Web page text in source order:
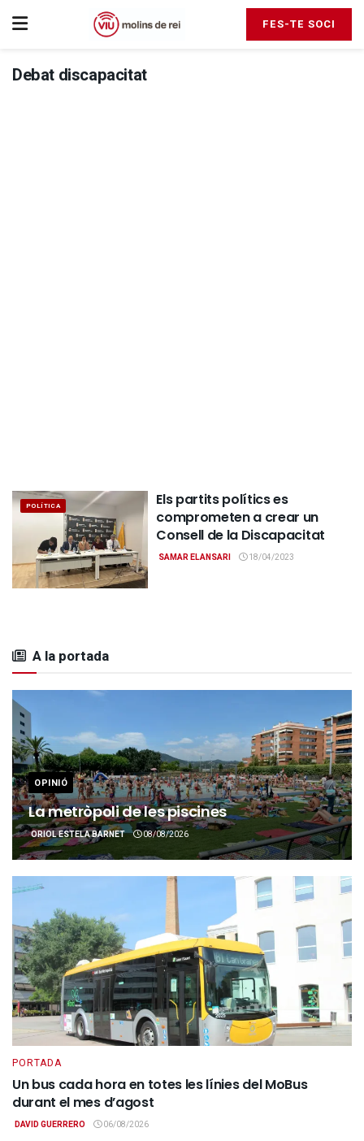
FES-TE SOCI
Debat discapacitat
POLÍTICA
Els partits polítics es
comprometen a crear un
Consell de la Discapacitat
SAMAR ELANSARI 18/04/2023
A la portada
OPINIÓ
La metròpoli de les piscines
ORIOL ESTELA BARNET 08/08/2026
PORTADA
Un bus cada hora en totes les línies del MoBus
durant el mes d’agost
DAVID GUERRERO 06/08/2026